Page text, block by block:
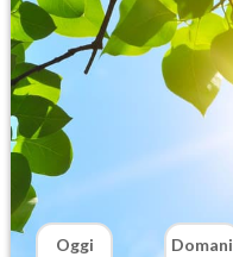
Oggi
Domani